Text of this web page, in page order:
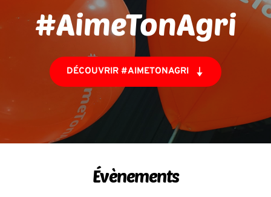
#AimeTonAgri
DÉCOUVRIR #AIMETONAGRI
Évènements